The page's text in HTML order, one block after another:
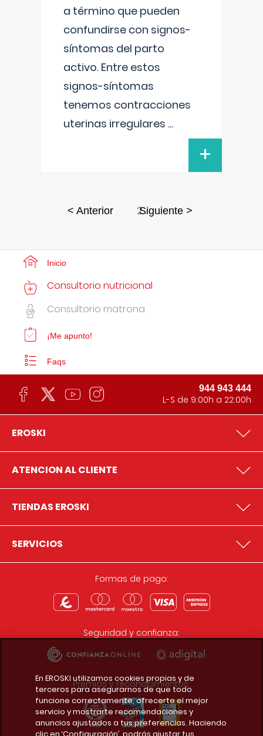
a término que pueden
confundirse con signos-
síntomas del parto
activo. Entre estos
signos-síntomas
tenemos contracciones
uterinas irregulares ...
+
< Anterior 2Siguiente >
Inicio
Consultorio nutricional
Consultorio matrona
¡Me apunto!
Faqs
944 943 444
L-S de 9:00h a 22:00h
EROSKI
ATENCION AL CLIENTE
TIENDAS EROSKI
SERVICIOS
Formas de pago:
Seguridad y confianza:
Premios y reconocimientos:
En EROSKI utilizamos cookies propias y de
terceros para asegurarnos de que todo
funcione correctamente, ofrecerte el mejor
servicio y mostrarte recomendaciones y
anuncios ajustados a tus preferencias. Haciendo
clic en ‘Configuración’, podrás ajustar tus